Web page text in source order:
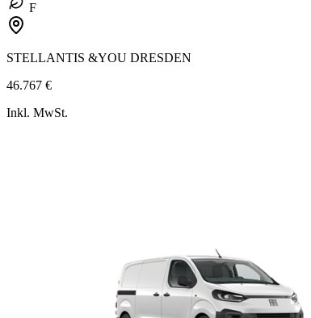
F
STELLANTIS &YOU DRESDEN
46.767 €
Inkl. MwSt.